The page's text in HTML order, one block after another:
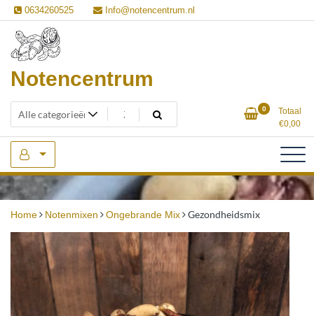
naar
inhoud
0634260525 Info@notencentrum.nl
Notencentrum
0
Totaal
€0,00
Home Notenmixen Ongebrande Mix Gezondheidsmix